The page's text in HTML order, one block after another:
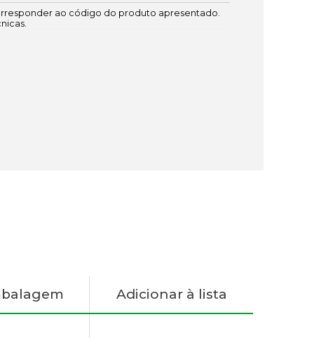
ao código do produto apresentado.
Adicionar à lista